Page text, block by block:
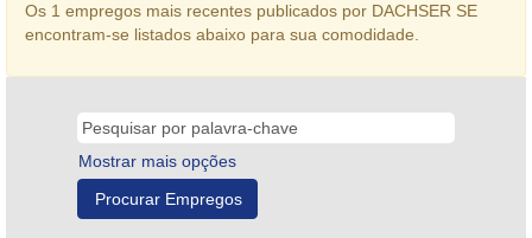
Os 1 empregos mais recentes publicados por DACHSER SE
encontram-se listados abaixo para sua comodidade.
Mostrar mais opções